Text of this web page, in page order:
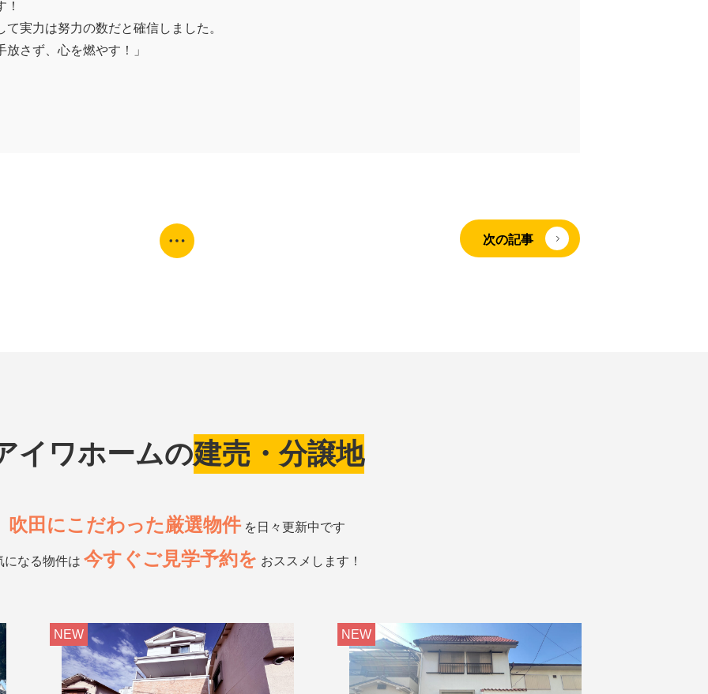
実力は努力の数だと確信しました。
さず、心を燃やす！」
次の記事
イワホームの建売・分譲地
吹田にこだわった厳選物件を 日々更新中です
になる物件は 今すぐご見学予約を おススメします！
NEW NEW